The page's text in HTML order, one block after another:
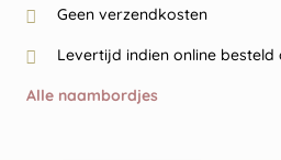
Geen verzendkosten
Levertijd indien online besteld
Alle naambordjes